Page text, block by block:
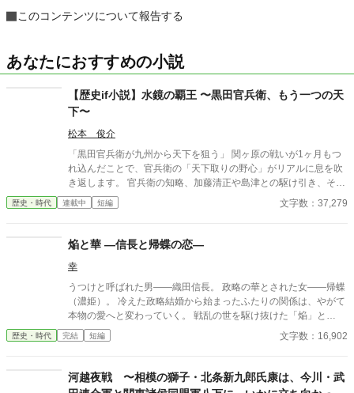
このコンテンツについて報告する
あなたにおすすめの小説
【歴史if小説】水鏡の覇王 〜黒田官兵衛、もう一つの天
下〜
松本 俊介
「黒田官兵衛が九州から天下を狙う」 関ヶ原の戦いが1ヶ月もつ
れ込んだことで、官兵衛の「天下取りの野心」がリアルに息を吹
き返します。 官兵衛の知略、加藤清正や島津との駆け引き、そし
て豊臣秀頼を擁した「九州王国」の建国から徳川家康との決戦な
どを歴史if小説としました。続きも掲載予定です。
歴史・時代 連載中 短編 文字数：37,279
焔と華 ―信長と帰蝶の恋―
幸
うつけと呼ばれた男――織田信長。 政略の華とされた女――帰蝶
（濃姫）。 冷えた政略結婚から始まったふたりの関係は、やがて
本物の愛へと変わっていく。 戦乱の世を駆け抜けた「焔」と
「華」の、儚くも燃え上がる恋の物語。 ※全編チャットGPTにて
生成しています 加筆修正しています
歴史・時代 完結 短編 文字数：16,902
河越夜戦 〜相模の獅子・北条新九郎氏康は、今川・武